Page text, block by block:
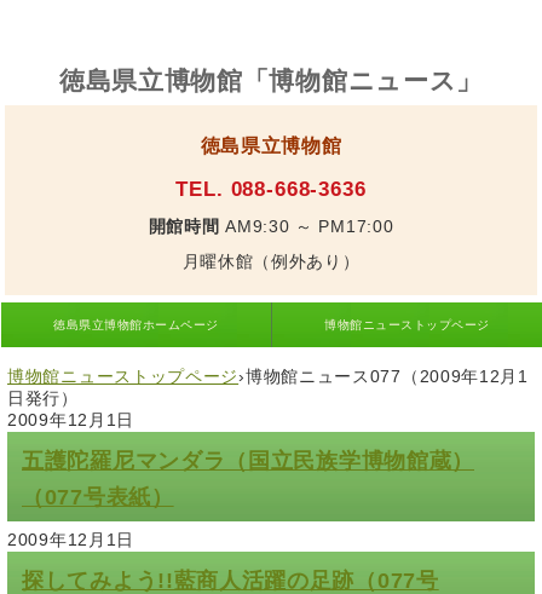
徳島県立博物館「博物館ニュース」
徳島県立博物館
TEL. 088-668-3636
開館時間 AM9:30 ～ PM17:00
月曜休館（例外あり）
徳島県立博物館ホームページ 博物館ニューストップページ
博物館ニューストップページ›博物館ニュース077（2009年12月1
日発行）
2009年12月1日
五護陀羅尼マンダラ（国立民族学博物館蔵）
（077号表紙）
2009年12月1日
探してみよう!!藍商人活躍の足跡（077号